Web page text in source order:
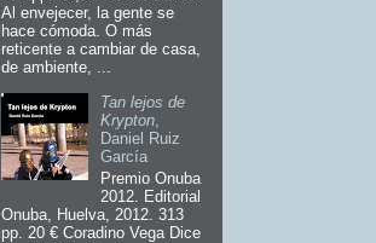
Al envejecer, la gente se
hace cómoda. O más
reticente a cambiar de casa,
de ambiente, ...
Tan lejos de
Krypton,
Daniel Ruiz
García
Premio Onuba
2012. Editorial
Onuba, Huelva, 2012. 313
pp. 20 € Coradino Vega Dice